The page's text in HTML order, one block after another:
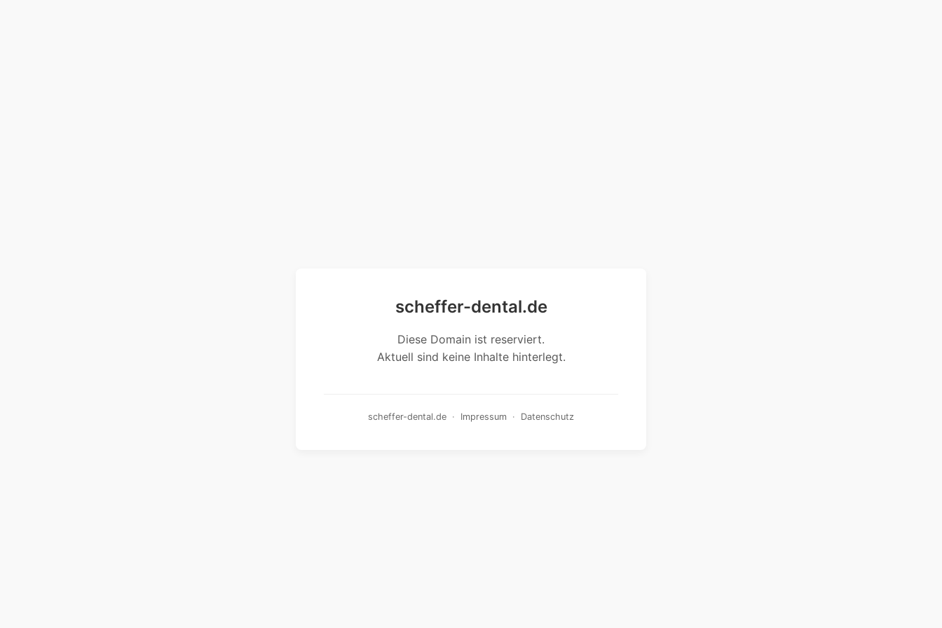
scheffer-dental.de
Diese Domain ist reserviert.
Aktuell sind keine Inhalte hinterlegt.
scheffer-dental.de · Impressum · Datenschutz